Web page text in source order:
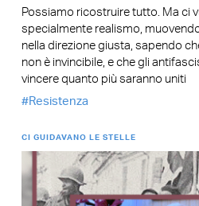
Possiamo ricostruire tutto. Ma ci
specialmente realismo,
nella direzione giusta, sapendo
non è invincibile, e che gli
vincere quanto più saranno uniti
Resistenza
CI GUIDAVANO LE STELLE